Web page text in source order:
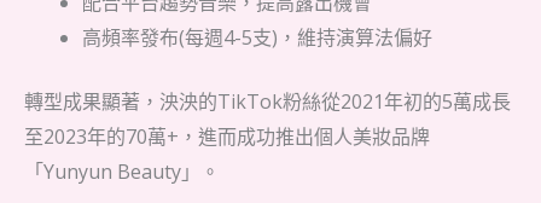
高頻率發布(每週4-5支)，維持演算法偏好
轉型成果顯著，泱泱的TikTok粉絲從2021年初的5萬成長
至2023年的70萬+，進而成功推出個人美妝品牌
「Yunyun Beauty」。